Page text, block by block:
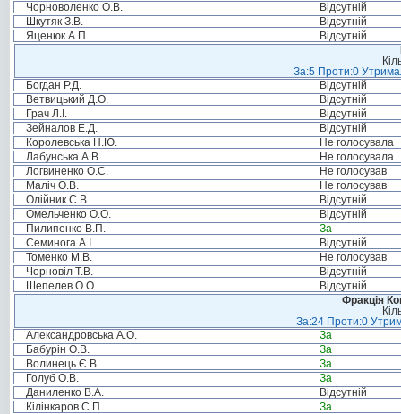
Чорноволенко О.В.
Відсутній
Шкутяк З.В.
Відсутній
Яценюк А.П.
Відсутній
За:5 Проти:0
Богдан Р.Д.
Відсутній
Ветвицький Д.О.
Відсутній
Грач Л.І.
Відсутній
Зейналов Е.Д.
Відсутній
Королевська Н.Ю.
Не голосувала
Лабунська А.В.
Не голосувала
Логвиненко О.С.
Не голосував
Маліч О.В.
Не голосував
Олійник С.В.
Відсутній
Омельченко О.О.
Відсутній
Пилипенко В.П.
За
Семинога А.І.
Відсутній
Томенко М.В.
Не голосував
Чорновіл Т.В.
Відсутній
Шепелев О.О.
Відсутній
Фракція
За:24 Проти:0
Александровська А.О.
За
Бабурін О.В.
За
Волинець Є.В.
За
Голуб О.В.
За
Даниленко В.А.
Відсутній
Кілінкаров С.П.
За